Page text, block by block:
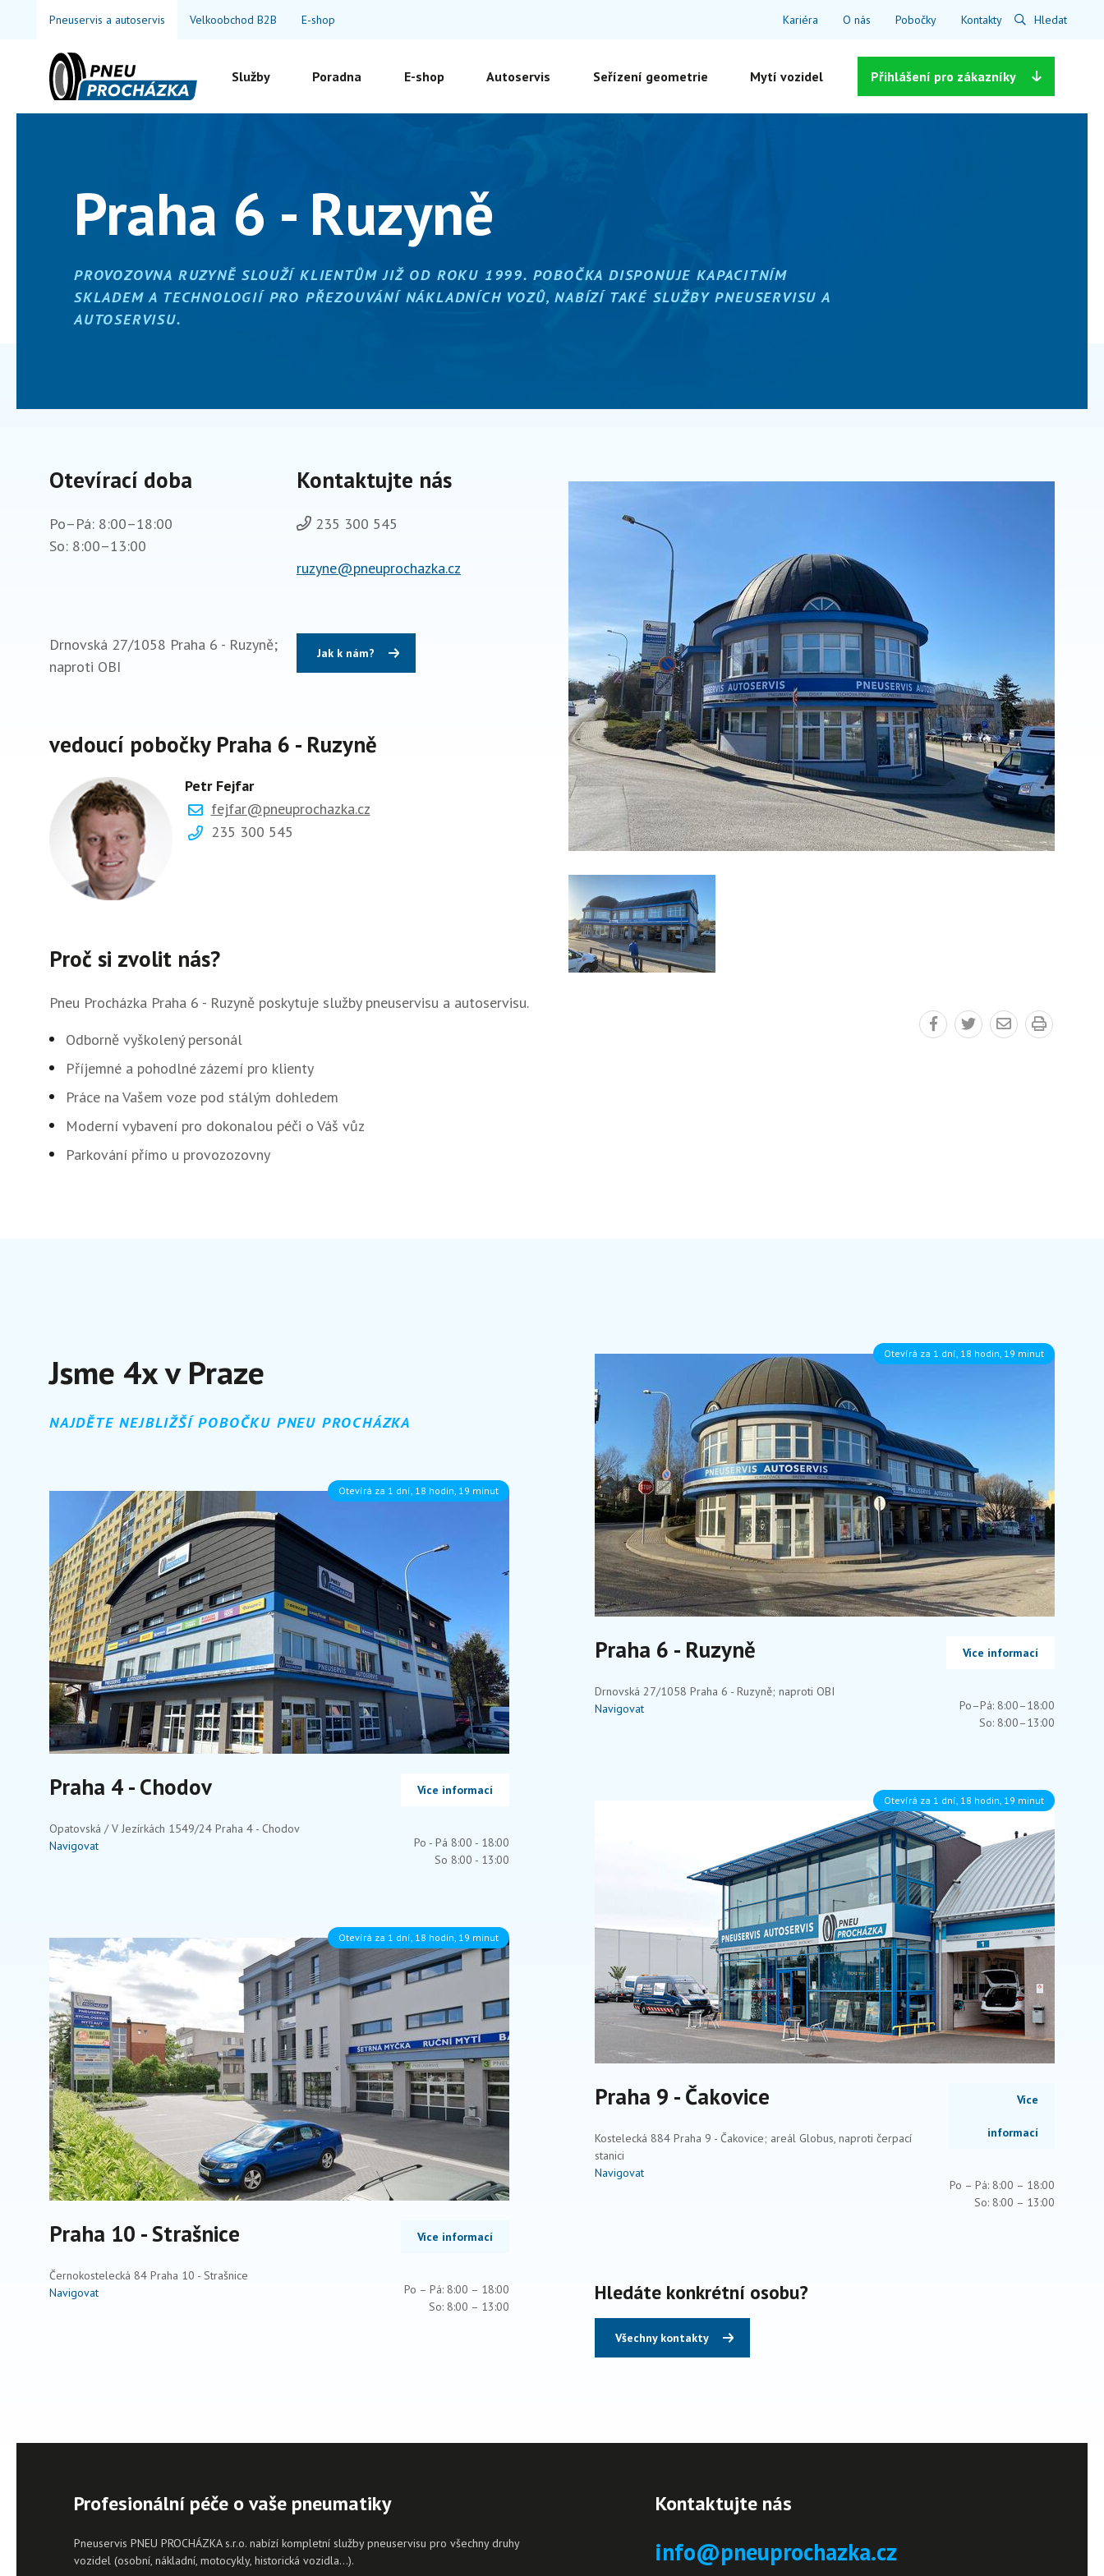
Pneuservis a autoservis Velkoobchod B2B E-shop Kariéra O nás Pobočky Kontakty Hledat
Služby Poradna E-shop Autoservis Seřízení geometrie Mytí vozidel Přihlášení pro zákazníky
Praha 6 - Ruzyně
PROVOZOVNA RUZYNĚ SLOUŽÍ KLIENTŮM JIŽ OD ROKU 1999. POBOČKA DISPONUJE KAPACITNÍM
SKLADEM A TECHNOLOGIÍ PRO PŘEZOUVÁNÍ NÁKLADNÍCH VOZŮ, NABÍZÍ TAKÉ SLUŽBY PNEUSERVISU A
AUTOSERVISU.
Otevírací doba
Po–Pá: 8:00–18:00
So: 8:00–13:00
Kontaktujte nás
235 300 545
ruzyne@pneuprochazka.cz
Drnovská 27/1058 Praha 6 - Ruzyně;
naproti OBI
Jak k nám?
vedoucí pobočky Praha 6 - Ruzyně
Petr Fejfar
fejfar@pneuprochazka.cz
235 300 545
Proč si zvolit nás?
Pneu Procházka Praha 6 - Ruzyně poskytuje služby pneuservisu a autoservisu.
Odborně vyškolený personál
Příjemné a pohodlné zázemí pro klienty
Práce na Vašem voze pod stálým dohledem
Moderní vybavení pro dokonalou péči o Váš vůz
Parkování přímo u provozozovny
Jsme 4x v Praze
NAJDĚTE NEJBLIŽŠÍ POBOČKU PNEU PROCHÁZKA
Otevírá za 1 dní, 18 hodin, 19 minut
Praha 4 - Chodov
Opatovská / V Jezírkách 1549/24 Praha 4 - Chodov
Navigovat
Více informací
Po - Pá 8:00 - 18:00
So 8:00 - 13:00
Otevírá za 1 dní, 18 hodin, 19 minut
Praha 10 - Strašnice
Černokostelecká 84 Praha 10 - Strašnice
Navigovat
Více informací
Po – Pá: 8:00 – 18:00
So: 8:00 – 13:00
Otevírá za 1 dní, 18 hodin, 19 minut
Praha 6 - Ruzyně
Drnovská 27/1058 Praha 6 - Ruzyně; naproti OBI
Navigovat
Více informací
Po–Pá: 8:00–18:00
So: 8:00–13:00
Otevírá za 1 dní, 18 hodin, 19 minut
Praha 9 - Čakovice
Kostelecká 884 Praha 9 - Čakovice; areál Globus, naproti čerpací
stanici
Navigovat
Více
informací
Po – Pá: 8:00 – 18:00
So: 8:00 – 13:00
Hledáte konkrétní osobu?
Všechny kontakty
Profesionální péče o vaše pneumatiky
Pneuservis PNEU PROCHÁZKA s.r.o. nabízí kompletní služby pneuservisu pro všechny druhy
vozidel (osobní, nákladní, motocykly, historická vozidla…).
Kontaktujte nás
info@pneuprochazka.cz